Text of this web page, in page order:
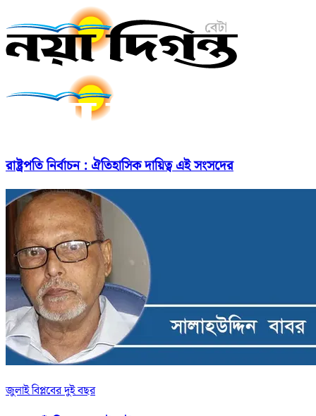
রাষ্ট্রপতি নির্বাচন : ঐতিহাসিক দায়িত্ব এই সংসদের
জুলাই বিপ্লবের দুই বছর